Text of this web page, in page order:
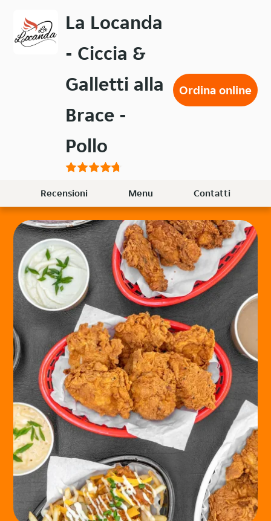
contenuto
La Locanda
- Ciccia &
Galletti alla
Brace -
Pollo
Ordina online
Recensioni Menu Contatti